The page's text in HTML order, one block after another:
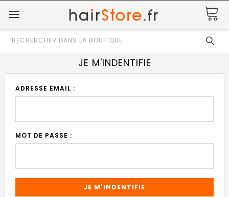
Rechercher
JE M'INDENTIFIE
ADRESSE EMAIL :
MOT DE PASSE :